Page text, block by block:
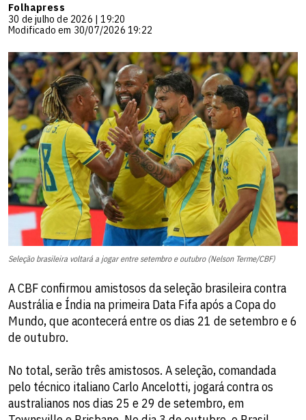
Folhapress
30 de julho de 2026 | 19:20
Modificado em 30/07/2026 19:22
Seleção brasileira voltará a jogar entre setembro e outubro (Nelson Terme/CBF)
A CBF confirmou amistosos da seleção brasileira contra
Austrália e Índia na primeira Data Fifa após a Copa do
Mundo, que acontecerá entre os dias 21 de setembro e 6
de outubro.
No total, serão três amistosos. A seleção, comandada
pelo técnico italiano Carlo Ancelotti, jogará contra os
australianos nos dias 25 e 29 de setembro, em